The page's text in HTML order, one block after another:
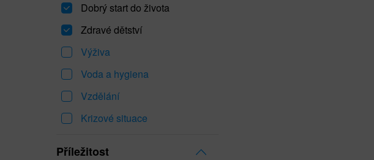
Dobrý start do života
Zdravé dětství
Výživa
Voda a hygiena
Vzdělání
Krizové situace
Příležitost